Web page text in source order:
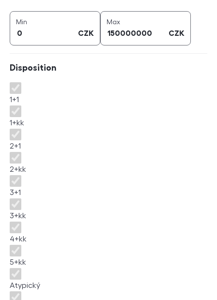
Min
CZK
Maxprice (
CZK
Disposition
Disposition
1+1
1+kk
2+1
2+kk
3+1
3+kk
4+kk
5+kk
Atypický